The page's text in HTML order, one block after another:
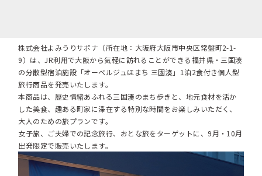
株式会社よみうりサポナ（所在地：大阪府大阪市中央区常盤町2-1-
9）は、JR利用で大阪から気軽に訪れることができる福井県・三国湊
の分散型宿泊施設「オーベルジュほまち 三國湊」1泊2食付き個人型
旅行商品を発売いたします。
本商品は、歴史情緒あふれる三国湊のまち歩きと、地元食材を活か
した美食、趣ある町家に滞在する特別な時間をお楽しみいただく、
大人のための旅プランです。
女子旅、ご夫婦での記念旅行、おとな旅をターゲットに、9月・10月
出発限定で販売いたします。